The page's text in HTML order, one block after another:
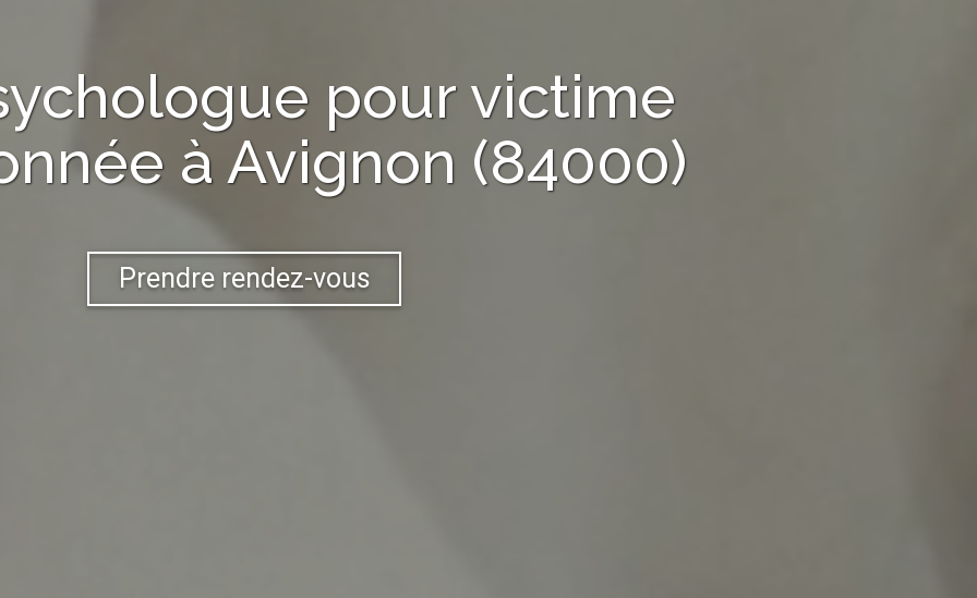
pour victime
à Avignon (84000)
Prendre rendez-vous